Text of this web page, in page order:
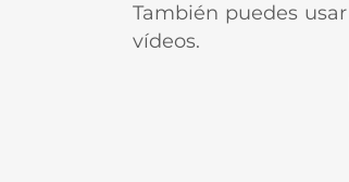
También puedes
vídeos.